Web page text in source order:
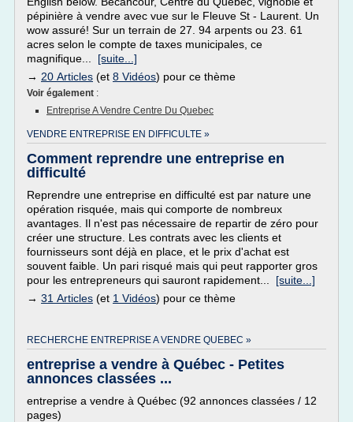
pépinière à vendre avec vue sur le Fleuve St - Laurent. Un
wow assuré! Sur un terrain de 27. 94 arpents ou 23. 61
acres selon le compte de taxes municipales, ce
magnifique... [suite...]
→ 20 Articles (et 8 Vidéos) pour ce thème
Voir également :
Entreprise A Vendre Centre Du Quebec
VENDRE ENTREPRISE EN DIFFICULTE »
Comment reprendre une entreprise en
difficulté
Reprendre une entreprise en difficulté est par nature une
opération risquée, mais qui comporte de nombreux
avantages. Il n'est pas nécessaire de repartir de zéro pour
créer une structure. Les contrats avec les clients et
fournisseurs sont déjà en place, et le prix d'achat est
souvent faible. Un pari risqué mais qui peut rapporter gros
pour les entrepreneurs qui sauront rapidement... [suite...]
→ 31 Articles (et 1 Vidéos) pour ce thème
RECHERCHE ENTREPRISE A VENDRE QUEBEC »
entreprise a vendre à Québec - Petites
annonces classées ...
entreprise a vendre à Québec (92 annonces classées / 12
pages)